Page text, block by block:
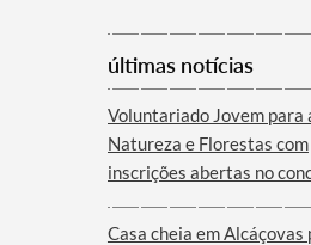
últimas notícias
Voluntariado Jovem para
Natureza e Florestas com
inscrições abertas no
Casa cheia em Alcáçovas